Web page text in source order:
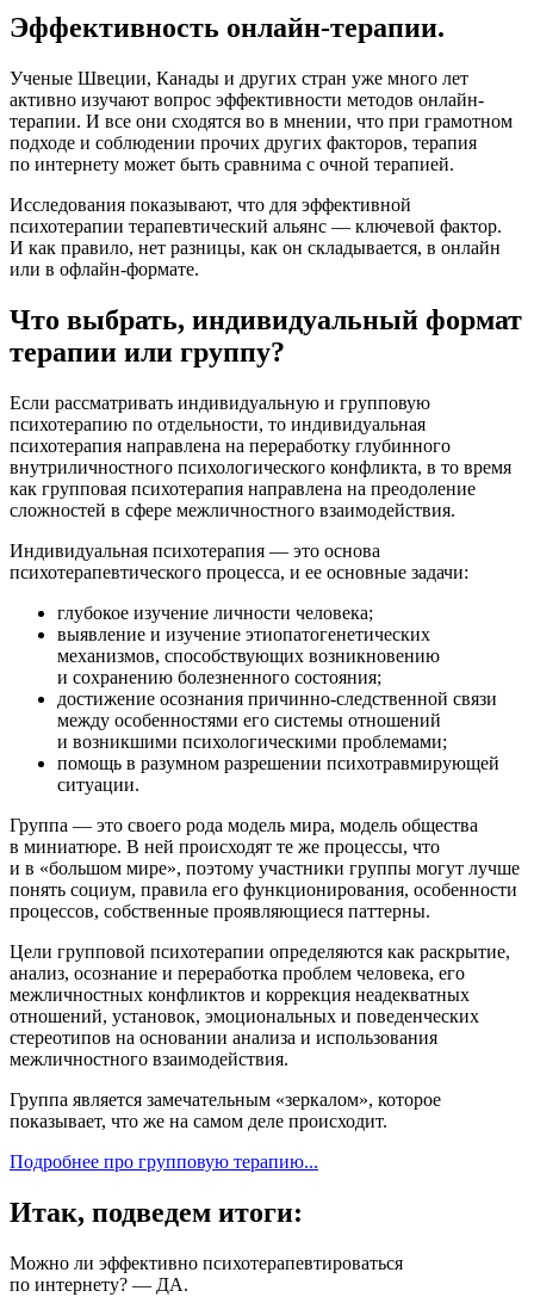
Эффективность онлайн-терапии.
Ученые Швеции, Канады и других стран уже много лет
активно изучают вопрос эффективности методов онлайн-
терапии. И все они сходятся во в мнении, что при грамотном
подходе и соблюдении прочих других факторов, терапия
по интернету может быть сравнима с очной терапией.
Исследования показывают, что для эффективной
психотерапии терапевтический альянс — ключевой фактор.
И как правило, нет разницы, как он складывается, в онлайн
или в офлайн-формате.
Что выбрать, индивидуальный формат
терапии или группу?
Если рассматривать индивидуальную и групповую
психотерапию по отдельности, то индивидуальная
психотерапия направлена на переработку глубинного
внутриличностного психологического конфликта, в то время
как групповая психотерапия направлена на преодоление
сложностей в сфере межличностного взаимодействия.
Индивидуальная психотерапия — это основа
психотерапевтического процесса, и ее основные задачи:
глубокое изучение личности человека;
выявление и изучение этиопатогенетических
механизмов, способствующих возникновению
и сохранению болезненного состояния;
достижение осознания причинно-следственной связи
между особенностями его системы отношений
и возникшими психологическими проблемами;
помощь в разумном разрешении психотравмирующей
ситуации.
Группа — это своего рода модель мира, модель общества
в миниатюре. В ней происходят те же процессы, что
и в «большом мире», поэтому участники группы могут лучше
понять социум, правила его функционирования, особенности
процессов, собственные проявляющиеся паттерны.
Цели групповой психотерапии определяются как раскрытие,
анализ, осознание и переработка проблем человека, его
межличностных конфликтов и коррекция неадекватных
отношений, установок, эмоциональных и поведенческих
стереотипов на основании анализа и использования
межличностного взаимодействия.
Группа является замечательным «зеркалом», которое
показывает, что же на самом деле происходит.
Подробнее про групповую терапию...
Итак, подведем итоги:
Можно ли эффективно психотерапевтироваться
по интернету? — ДА.